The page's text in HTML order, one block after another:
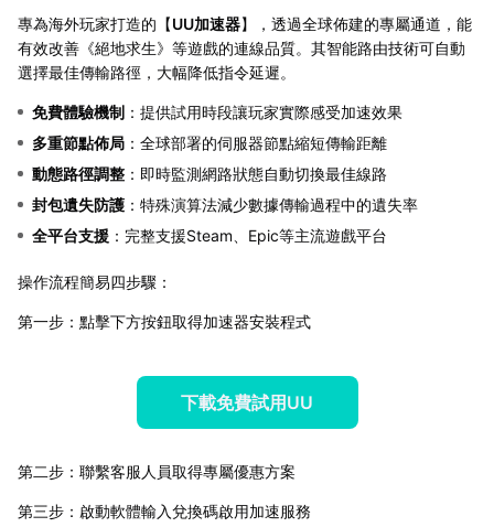
專為海外玩家打造的【UU加速器】，透過全球佈建的專屬通道，能
有效改善《絕地求生》等遊戲的連線品質。其智能路由技術可自動
選擇最佳傳輸路徑，大幅降低指令延遲。
免費體驗機制 ：提供試用時段讓玩家實際感受加速效果
多重節點佈局 ：全球部署的伺服器節點縮短傳輸距離
動態路徑調整 ：即時監測網路狀態自動切換最佳線路
封包遺失防護 ：特殊演算法減少數據傳輸過程中的遺失率
全平台支援 ：完整支援Steam、Epic等主流遊戲平台
操作流程簡易四步驟：
第一步：點擊下方按鈕取得加速器安裝程式
下載免費試用UU
第二步：聯繫客服人員取得專屬優惠方案
第三步：啟動軟體輸入兌換碼啟用加速服務